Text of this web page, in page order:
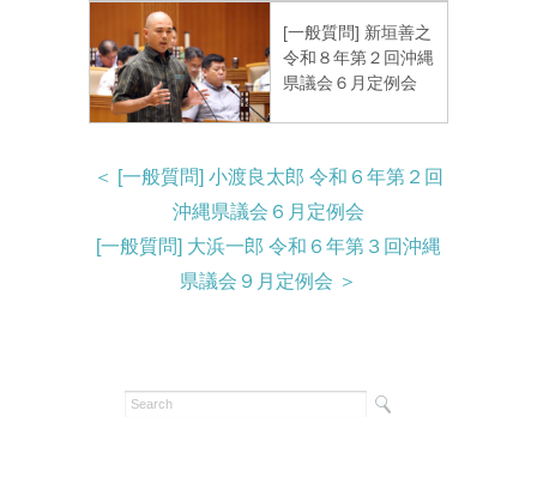
[一般質問] 新垣善之
令和８年第２回沖縄
県議会６月定例会
＜ [一般質問] 小渡良太郎 令和６年第２回
沖縄県議会６月定例会
[一般質問] 大浜一郎 令和６年第３回沖縄
県議会９月定例会 ＞